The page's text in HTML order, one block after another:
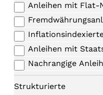
Anleihen mit Flat-
Inflationsindexierte
Anleihen mit
Nachrangige
Strukturierte